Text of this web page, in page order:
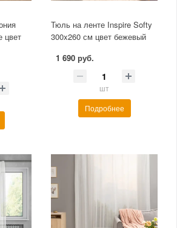
цвет
Тюль на ленте Inspire Softy
300x260 см цвет бежевый
1 690 руб.
шт
Подробнее